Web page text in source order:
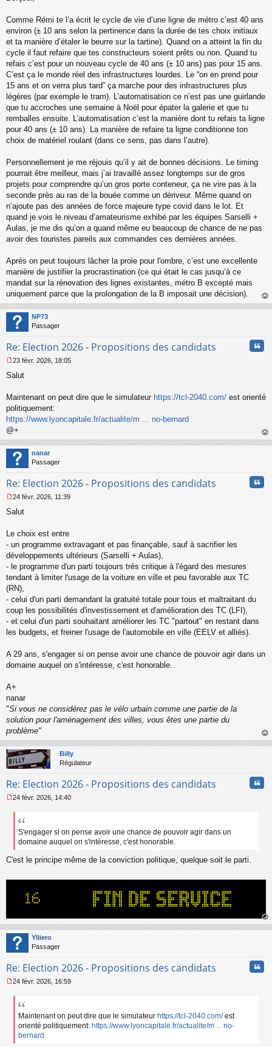
s
g
e
n
o
n
l
u
Comme Rémi te l’a écrit le cycle de vie d’une ligne de métro c’est 40 ans
environ (± 10 ans selon la pertinence dans la durée de tes choix initiaux
et ta manière d’étaler le beurre sur la tartine). Quand on a atteint la fin du
cycle il faut refaire que tes constructeurs soient prêts ou non. Quand tu
refais c’est pour un nouveau cycle de 40 ans (± 10 ans) pas pour 15 ans.
C’est ça le monde réel des infrastructures lourdes. Le “on en prend pour
15 ans et on verra plus tard” ça marche pour des infrastructures plus
légères (par exemple le tram). L’automatisation ce n’est pas une guirlande
que tu accroches une semaine à Noël pour épater la galerie et que tu
remballes ensuite. L’automatisation c’est la manière dont tu refais ta ligne
pour 40 ans (± 10 ans). La manière de refaire ta ligne conditionne ton
choix de matériel roulant (dans ce sens, pas dans l’autre).
Personnellement je me réjouis qu’il y ait de bonnes décisions. Le timing
pourrait être meilleur, mais j’ai travaillé assez longtemps sur de gros
projets pour comprendre qu’un gros porte conteneur, ça ne vire pas à la
seconde près au ras de la bouée comme un dériveur. Même quand on
n’ajoute pas des années de force majeure type covid dans le lot. Et
quand je vois le niveau d’amateurisme exhibé par les équipes Sarselli +
Aulas, je me dis qu’on a quand même eu beaucoup de chance de ne pas
avoir des touristes pareils aux commandes ces dernières années.
Après on peut toujours lâcher la proie pour l'ombre, c’est une excellente
manière de justifier la procrastination (ce qui était le cas jusqu’à ce
mandat sur la rénovation des lignes existantes, métro B excepté mais
uniquement parce que la prolongation de la B imposait une décision).
au
NP73
Passager
Re: Election 2026 - Propositions des candidats
e
s
a
g
e
n
o
n
l
u
23 févr. 2026, 18:05
Salut
Maintenant on peut dire que le simulateur https://tcl-2040.com/ est orienté
politiquement:
https://www.lyoncapitale.fr/actualite/m ... no-bernard
@+
au
nanar
Passager
Re: Election 2026 - Propositions des candidats
e
s
g
e
n
o
n
u
24 févr. 2026, 11:39
Salut
Le choix est entre
- un programme extravagant et pas finançable, sauf à sacrifier les
développements ultérieurs (Sarselli + Aulas),
- le programme d'un parti toujours très critique à l'égard des mesures
tendant à limiter l'usage de la voiture en ville et peu favorable aux TC
(RN),
- celui d'un parti demandant la gratuité totale pour tous et maltraitant du
coup les possibilités d'investissement et d'amélioration des TC (LFI),
- et celui d'un parti souhaitant améliorer les TC "partout" en restant dans
les budgets, et freiner l'usage de l'automobile en ville (EELV et alliés).
A 29 ans, s'engager si on pense avoir une chance de pouvoir agir dans un
domaine auquel on s'intéresse, c'est honorable.
A+
nanar
"Si vous ne considérez pas le vélo urbain comme une partie de la
solution pour l'aménagement des villes, vous êtes une partie du
problème"
au
Billy
Régulateur
Re: Election 2026 - Propositions des candidats
e
g
e
24 févr. 2026, 14:40
S'engager si on pense avoir une chance de pouvoir agir dans un
domaine auquel on s'intéresse, c'est honorable.
C'est le principe même de la conviction politique, quelque soit le parti.
au
Ylliero
Passager
Re: Election 2026 - Propositions des candidats
e
e
24 févr. 2026, 16:59
Maintenant on peut dire que le simulateur https://tcl-2040.com/est
orienté politiquement: https://www.lyoncapitale.fr/actualite/m ... no-
bernard